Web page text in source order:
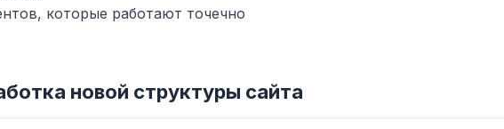
которые работают точечно
новой структуры сайта